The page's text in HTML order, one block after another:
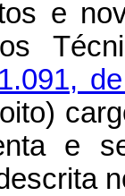
e
e